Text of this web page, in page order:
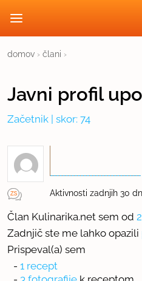
domov › člani ›
Javni profil
Začetnik | skor: 74
Aktivnosti zadnjih 30
Član Kulinarika.net sem od
Zadnjič ste me lahko opazili
Prispeval(a) sem
- 1 recept